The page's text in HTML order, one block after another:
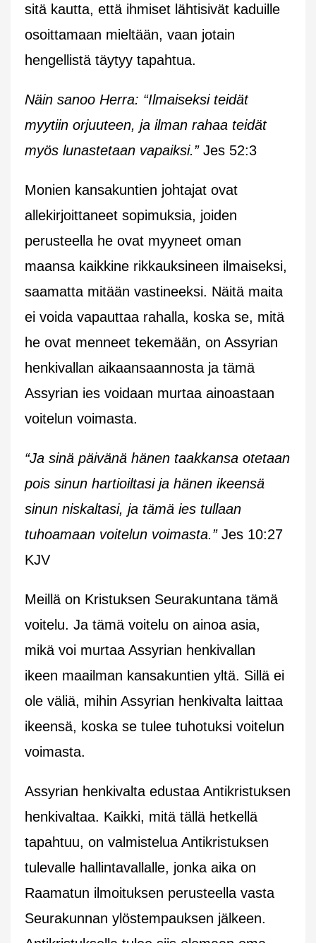
sitä kautta, että ihmiset lähtisivät kaduille
osoittamaan mieltään, vaan jotain
hengellistä täytyy tapahtua.
Näin sanoo Herra: “Ilmaiseksi teidät
myytiin orjuuteen, ja ilman rahaa teidät
myös lunastetaan vapaiksi.”Jes 52:3
Monien kansakuntien johtajat ovat
allekirjoittaneet sopimuksia, joiden
perusteella he ovat myyneet oman
maansa kaikkine rikkauksineen ilmaiseksi,
saamatta mitään vastineeksi. Näitä maita
ei voida vapauttaa rahalla, koska se, mitä
he ovat menneet tekemään, on Assyrian
henkivallan aikaansaannosta ja tämä
Assyrian ies voidaan murtaa ainoastaan
voitelun voimasta.
“Ja sinä päivänä hänen taakkansa otetaan
pois sinun hartioiltasi ja hänen ikeensä
sinun niskaltasi, ja tämä ies tullaan
tuhoamaan voitelun voimasta.”Jes 10:27
KJV
Meillä on Kristuksen Seurakuntana tämä
voitelu. Ja tämä voitelu on ainoa asia,
mikä voi murtaa Assyrian henkivallan
ikeen maailman kansakuntien yltä. Sillä ei
ole väliä, mihin Assyrian henkivalta laittaa
ikeensä, koska se tulee tuhotuksi voitelun
voimasta.
Assyrian henkivalta edustaa Antikristuksen
henkivaltaa. Kaikki, mitä tällä hetkellä
tapahtuu, on valmistelua Antikristuksen
tulevalle hallintavallalle, jonka aika on
Raamatun ilmoituksen perusteella vasta
Seurakunnan ylöstempauksen jälkeen.